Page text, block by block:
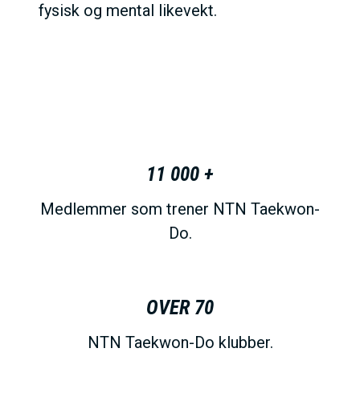
fysisk og mental likevekt.
11 000 +
Medlemmer som trener NTN Taekwon-
Do.
OVER 70
NTN Taekwon-Do klubber.